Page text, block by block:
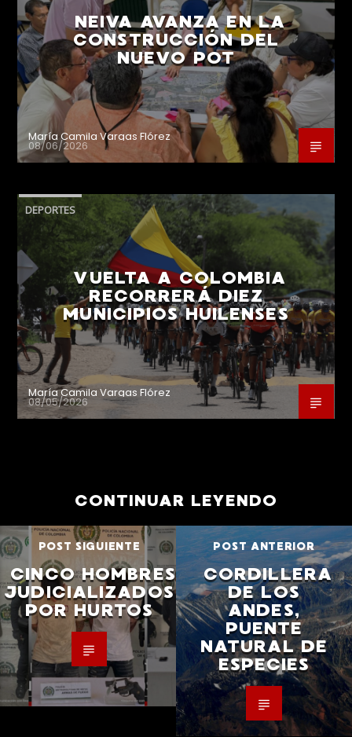
NEIVA AVANZA EN LA
CONSTRUCCIÓN DEL
NUEVO POT
María Camila Vargas Flórez
08/06/2026
DEPORTES
VUELTA A COLOMBIA
RECORRERÁ DIEZ
MUNICIPIOS HUILENSES
María Camila Vargas Flórez
08/05/2026
CONTINUAR LEYENDO
POST SIGUIENTE
CINCO HOMBRES
JUDICIALIZADOS
POR HURTOS
POST ANTERIOR
CORDILLERA
DE LOS
ANDES,
PUENTE
NATURAL DE
ESPECIES